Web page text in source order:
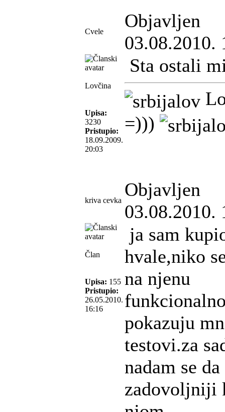
Cvele
Objavljen
03.08.2010.
Lovčina
Upisa:
3230
Pristupio:
18.09.2009.
20:03
Sta ostali
=)))
kriva cevka
Objavljen
03.08.2010.
Član
Upisa: 155
Pristupio:
26.05.2010.
16:16
ja sam
hvale,niko
na njenu
pokazuju
testovi.za
nadam se
zadovoljniji